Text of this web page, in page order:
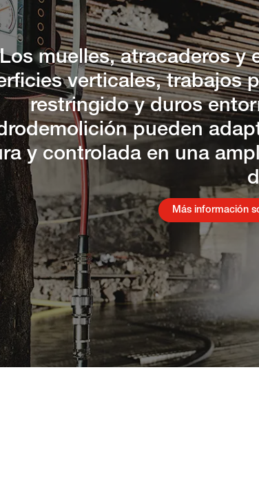
Los muelles, atracaderos y
verticales, trabajos
restringido y duros
pueden
y controlada en una
Más información